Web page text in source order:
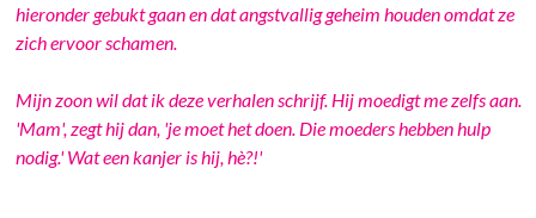
hieronder gebukt gaan en dat angstvallig geheim houden omdat ze
zich ervoor schamen.
Mijn zoon wil dat ik deze verhalen schrijf. Hij moedigt me zelfs aan.
'Mam', zegt hij dan, 'je moet het doen. Die moeders hebben hulp
nodig.' Wat een kanjer is hij, hè?!'